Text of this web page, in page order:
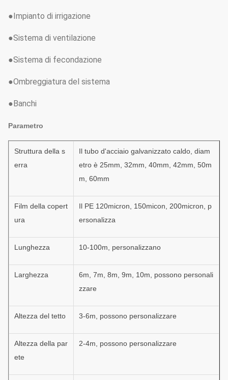
●Impianto di irrigazione
●Sistema di ventilazione
●Sistema di fecondazione
●Ombreggiatura del sistema
●Banchi
Parametro
Struttura della s
erra
Il tubo d'acciaio galvanizzato caldo, diam
etro è 25mm, 32mm, 40mm, 42mm, 50m
m, 60mm
Film della copert
ura
Il PE 120micron, 150micon, 200micron, p
ersonalizza
Lunghezza 10-100m, personalizzano
Larghezza
6m, 7m, 8m, 9m, 10m, possono personali
zzare
Altezza del tetto 3-6m, possono personalizzare
Altezza della par
ete
2-4m, possono personalizzare